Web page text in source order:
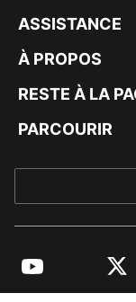
ASSISTANCE
À PROPOS
RESTE À LA
PARCOURIR
YouTube